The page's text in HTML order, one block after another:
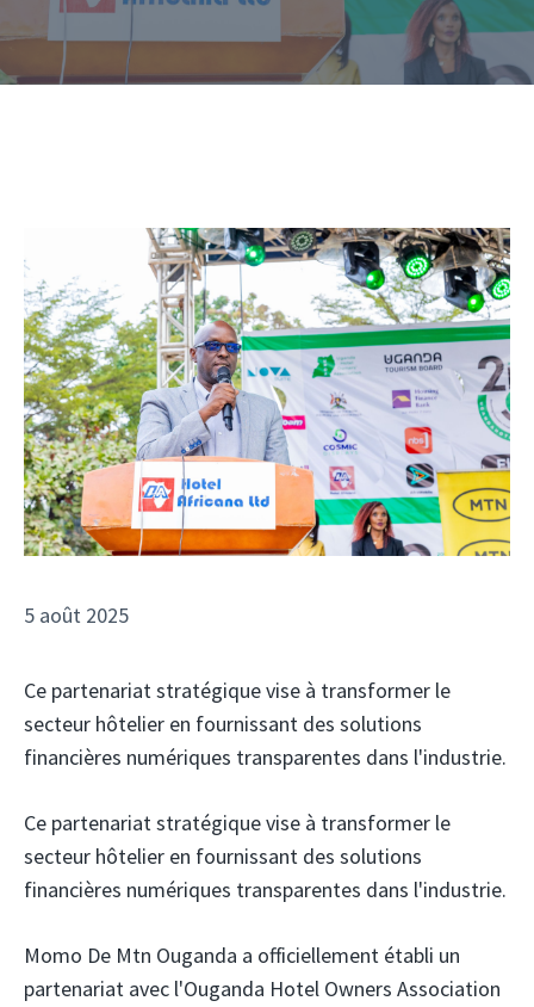
5 août 2025
Ce partenariat stratégique vise à transformer le
secteur hôtelier en fournissant des solutions
financières numériques transparentes dans l'industrie.
Ce partenariat stratégique vise à transformer le
secteur hôtelier en fournissant des solutions
financières numériques transparentes dans l'industrie.
Momo De Mtn Ouganda a officiellement établi un
partenariat avec l'Ouganda Hotel Owners Association